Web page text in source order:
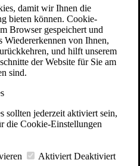
damit wir Ihnen die
bieten können. Cookie-
Browser gespeichert und
Wiedererkennen von Ihnen,
und hilft unserem
der Website für Sie am
sind.
sollten jederzeit aktiviert sein,
die Cookie-Einstellungen
Aktiviert Deaktiviert